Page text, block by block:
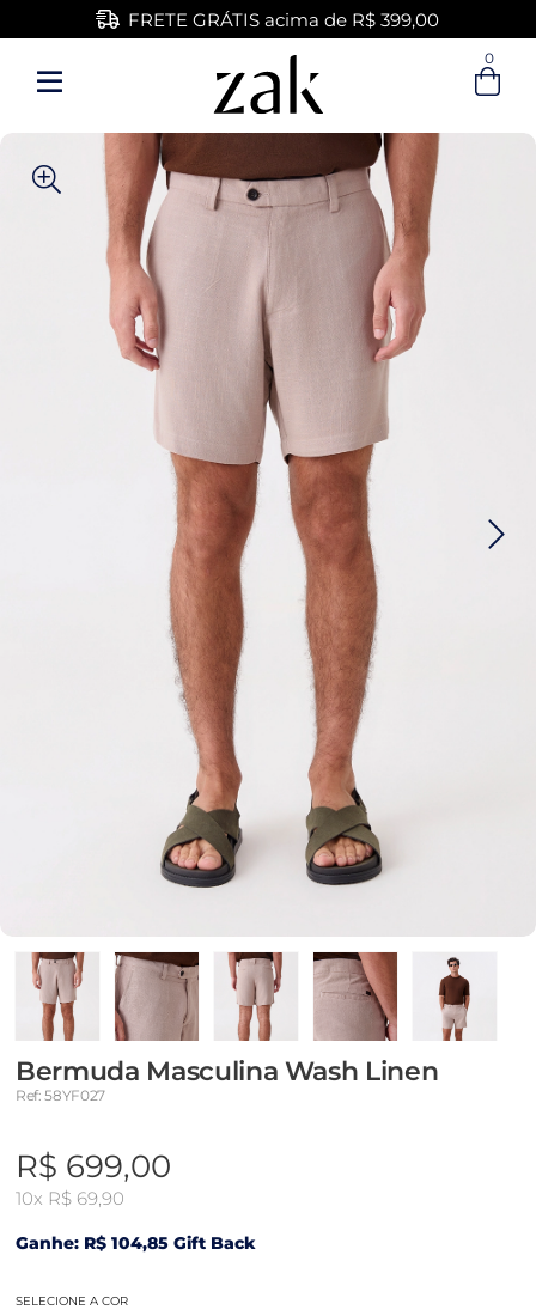
FRETE GRÁTIS acima de R$ 399,00
0
Bermuda Masculina Wash Linen
Ref: 58YF027
R$ 699,00
10x R$ 69,90
Ganhe: R$ 104,85 Gift Back
SELECIONE A COR